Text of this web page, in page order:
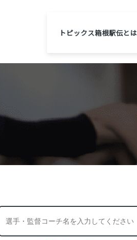
トピックス箱根駅伝とは